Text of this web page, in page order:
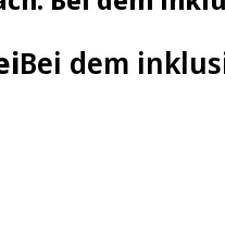
Bei dem